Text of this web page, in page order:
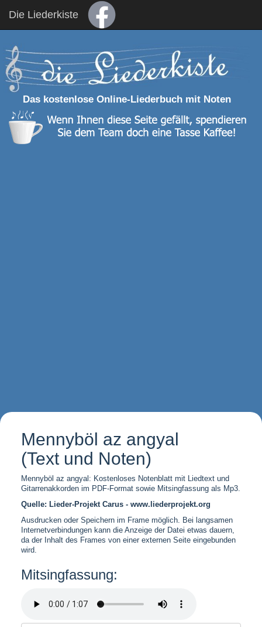
Die Liederkiste
Das kostenlose Online-Liederbuch mit Noten
Mennyböl az angyal
(Text und Noten)
Mennyböl az angyal: Kostenloses Notenblatt mit Liedtext und
Gitarrenakkorden im PDF-Format sowie Mitsingfassung als Mp3.
Quelle: Lieder-Projekt Carus - www.liederprojekt.org
Ausdrucken oder Speichern im Frame möglich. Bei langsamen
Internetverbindungen kann die Anzeige der Datei etwas dauern,
da der Inhalt des Frames von einer externen Seite eingebunden
wird.
Mitsingfassung: